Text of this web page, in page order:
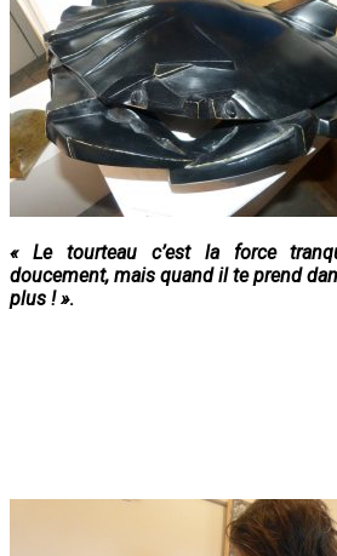
« Le tourteau c’est la force
doucement, mais quand il te prend
plus ! ».